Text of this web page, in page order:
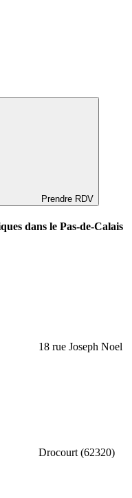
Prendre RDV
dans le Pas-de-Calais
18 rue Joseph Noel
Drocourt (62320)